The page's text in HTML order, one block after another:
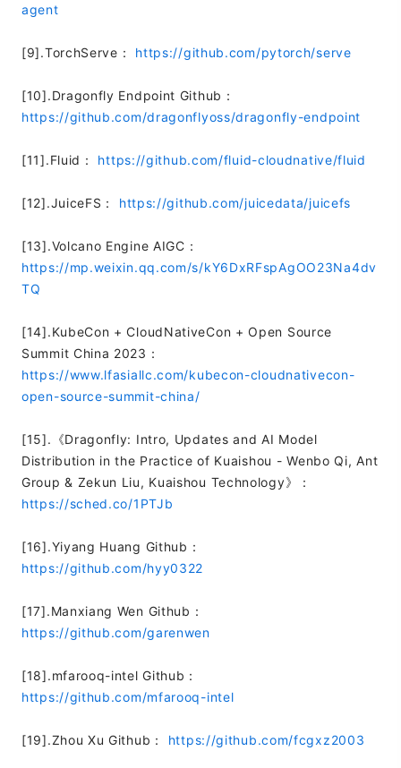
agent
[9].TorchServe： https://github.com/pytorch/serve
[10].Dragonfly Endpoint Github：
https://github.com/dragonflyoss/dragonfly-endpoint
[11].Fluid： https://github.com/fluid-cloudnative/fluid
[12].JuiceFS： https://github.com/juicedata/juicefs
[13].Volcano Engine AIGC：
https://mp.weixin.qq.com/s/kY6DxRFspAgOO23Na4dv
TQ
[14].KubeCon + CloudNativeCon + Open Source
Summit China 2023：
https://www.lfasiallc.com/kubecon-cloudnativecon-
open-source-summit-china/
[15].《Dragonfly: Intro, Updates and AI Model
Distribution in the Practice of Kuaishou - Wenbo Qi, Ant
Group & Zekun Liu, Kuaishou Technology》：
https://sched.co/1PTJb
[16].Yiyang Huang Github：
https://github.com/hyy0322
[17].Manxiang Wen Github：
https://github.com/garenwen
[18].mfarooq-intel Github：
https://github.com/mfarooq-intel
[19].Zhou Xu Github： https://github.com/fcgxz2003